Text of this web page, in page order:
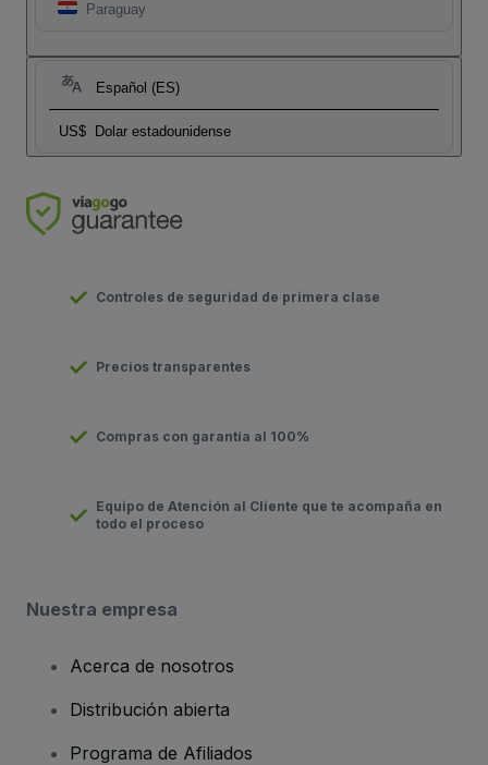
Paraguay
Español (ES)
US$ Dolar estadounidense
Controles de seguridad de primera clase
Precios transparentes
Compras con garantía al 100%
Equipo de Atención al Cliente que te acompaña en
todo el proceso
Nuestra empresa
Acerca de nosotros
Distribución abierta
Programa de Afiliados